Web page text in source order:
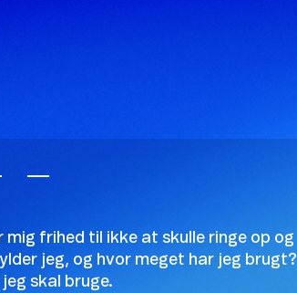
mig frihed til ikke at skulle ringe op og
jeg, og hvor meget har jeg brugt?
jeg skal bruge.